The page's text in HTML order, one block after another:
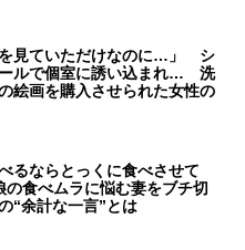
を見ていただけなのに…」 シ
ールで個室に誘い込まれ… 洗
絵画を購入させられた女性の
るならとっくに食べさせて
食べムラに悩む妻をブチ切
“余計な一言”とは